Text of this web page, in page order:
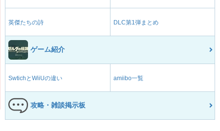
英傑たちの詩 DLC第1弾まとめ
ゲーム紹介
SwtichとWiiUの違い amiibo一覧
攻略・雑談掲示板